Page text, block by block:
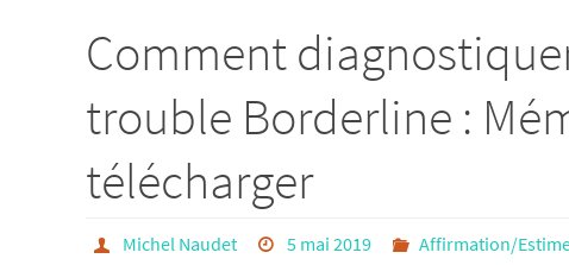
Comment
trouble Borderline :
télécharger
Michel Naudet 5 mai 2019 Affirmation/